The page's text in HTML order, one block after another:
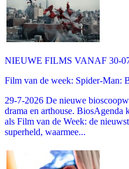
NIEUWE FILMS VANAF 30-
Film van de week: Spider-Man:
29-7-2026 De nieuwe
drama en arthouse.
als Film van de Week: de
superheld, waarmee...